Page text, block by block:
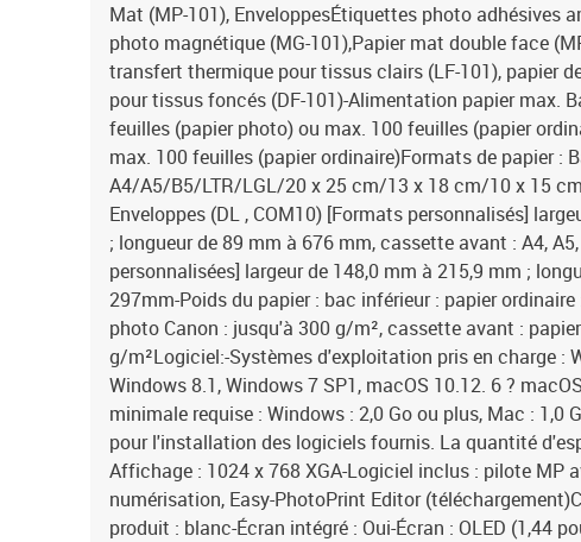
Mat (MP-101), EnveloppesÉtiquettes photo adhésives
photo magnétique (MG-101),Papier mat double face
transfert thermique pour tissus clairs (LF-101), papier
pour tissus foncés (DF-101)-Alimentation papier max.
feuilles (papier photo) ou max. 100 feuilles (papier
max. 100 feuilles (papier ordinaire)Formats de papier :
A4/A5/B5/LTR/LGL/20 x 25 cm/13 x 18 cm/10 x 15
Enveloppes (DL , COM10) [Formats personnalisés]
; longueur de 89 mm à 676 mm, cassette avant : A4, A5,
personnalisées] largeur de 148,0 mm à 215,9 mm ;
297mm-Poids du papier : bac inférieur : papier
photo Canon : jusqu'à 300 g/m², cassette avant :
g/m²Logiciel:-Systèmes d'exploitation pris en charge :
Windows 8.1, Windows 7 SP1, macOS 10.12. 6 ?
minimale requise : Windows : 2,0 Go ou plus, Mac : 1,0
pour l'installation des logiciels fournis. La quantité
Affichage : 1024 x 768 XGA-Logiciel inclus : pilote MP
numérisation, Easy-PhotoPrint Editor
produit : blanc-Écran intégré : Oui-Écran : OLED (1,44